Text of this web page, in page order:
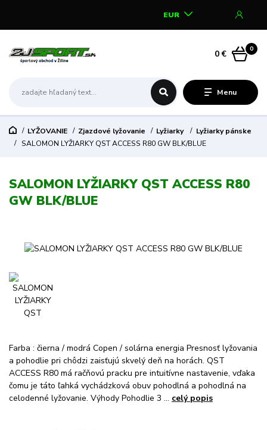
Menu
EUR
0
0 €
LYŽOVANIE Zjazdové lyžovanie Lyžiarky
Lyžiarky pánske
SALOMON LYŽIARKY QST ACCESS R80 GW BLK/BLUE
SALOMON LYŽIARKY QST ACCESS R80
GW BLK/BLUE
Farba : čierna / modrá Copen / solárna energia Presnosť lyžovania
a pohodlie pri chôdzi zaisťujú skvelý deň na horách. QST
ACCESS R80 má račňovú pracku pre intuitívne nastavenie, vďaka
čomu je táto ľahká vychádzková obuv pohodlná a pohodlná na
celodenné lyžovanie. Výhody Pohodlie 3 ... celý popis